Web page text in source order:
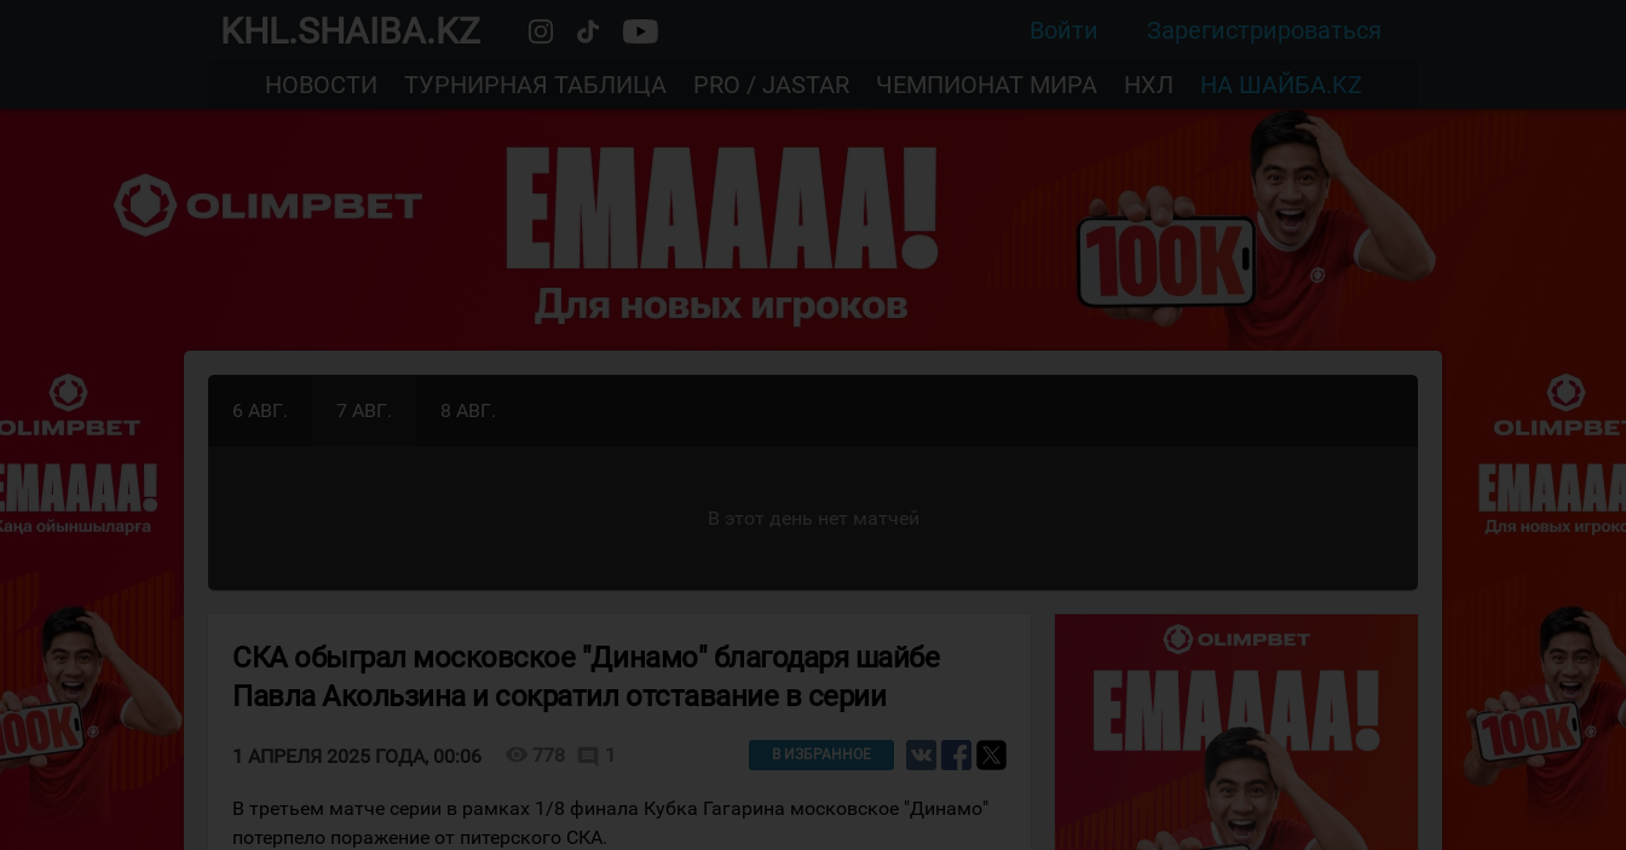
KHL.SHAIBA.KZ Войти
Зарегистрироваться
НОВОСТИ
ТУРНИРНАЯ ТАБЛИЦА PRO / JASTAR ЧЕМПИОНАТ МИРА НХЛ НА ШАЙБА.KZ
6 АВГ. 7 АВГ. 8 АВГ.
В этот день нет матчей
СКА обыграл московское "Динамо" благодаря шайбе
Павла Акользина и сократил отставание в серии
1 АПРЕЛЯ 2025 ГОДА, 00:06 778 1 В ИЗБРАННОЕ
В третьем матче серии в рамках 1/8 финала Кубка Гагарина московское "Динамо"
потерпело поражение от питерского СКА.